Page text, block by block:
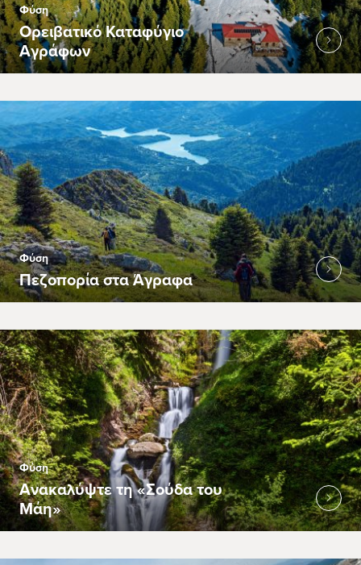
Φύση
Ορειβατικό Καταφύγιο
Αγράφων
Φύση
Πεζοπορία στα Άγραφα
Φύση
Ανακαλύψτε τη «Σούδα του
Μάη»